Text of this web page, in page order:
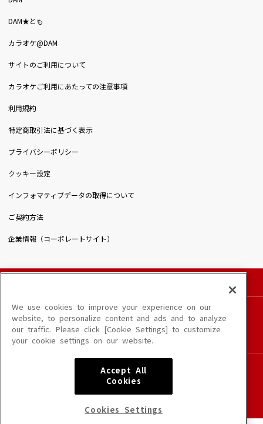
DAM★とも
カラオケ@DAM
サイトのご利用について
カラオケご利用にあたっての注意事項
利用規約
特定商取引法に基づく表示
プライバシーポリシー
クッキー設定
インフォマティブデータの取得について
ご契約方法
企業情報（コーポレートサイト）
このサイトに掲載されている一切の文章・画像・写真・動画・音声等を、手段や形態を
問わず、著作権法の定める範囲を超えて無断で複製、転載、ファイル化などすることを
禁じます。
楽曲によりMYリスト保存ができない場合があります。
6602250213Y31015 6602250112Y38026 6602250240Y31015
NexTone許諾番号
ID000002945 ID000002947 ID000002937 ID000002938
We use cookies to improve your experience on our
website, to personalize content and ads and to analyze
our traffic. Please click [Cookie Settings] to customize
your cookie settings on our website.
Accept All
Cookies
Cookies Settings